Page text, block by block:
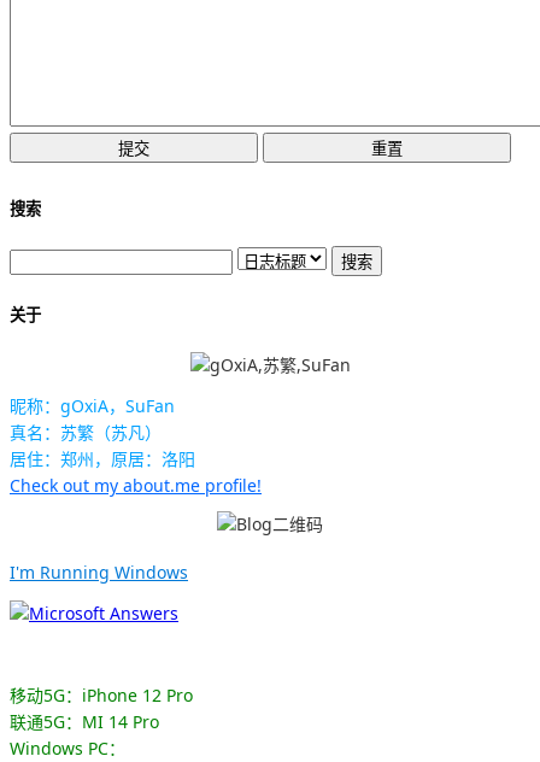
搜索
关于
昵称：gOxiA，SuFan
真名：苏繁（苏凡）
居住：郑州，原居：洛阳
Check out my about.me profile!
I'm Running Windows
移动5G：iPhone 12 Pro
联通5G：MI 14 Pro
Windows PC：